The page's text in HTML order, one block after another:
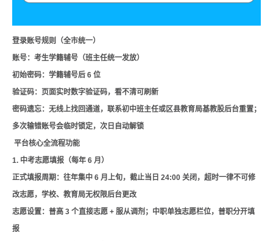
登录账号规则（全市统一）
账号：考生学籍辅号（班主任统一发放）
初始密码：学籍辅号后 6 位
验证码：页面实时数字验证码，看不清可刷新
密码遗忘：无线上找回通道，联系初中班主任或区县教育局基教股后台重置；
多次输错账号会临时锁定，次日自动解锁
平台核心全流程功能
1. 中考志愿填报（每年 6 月）
正式填报周期：往年集中 6 月上旬，截止当日 24:00 关闭，超时一律不可修
改志愿，学校、教育局无权限后台更改
志愿设置：普高 3 个直接志愿 + 服从调剂；中职单独志愿栏位，普职分开填
报